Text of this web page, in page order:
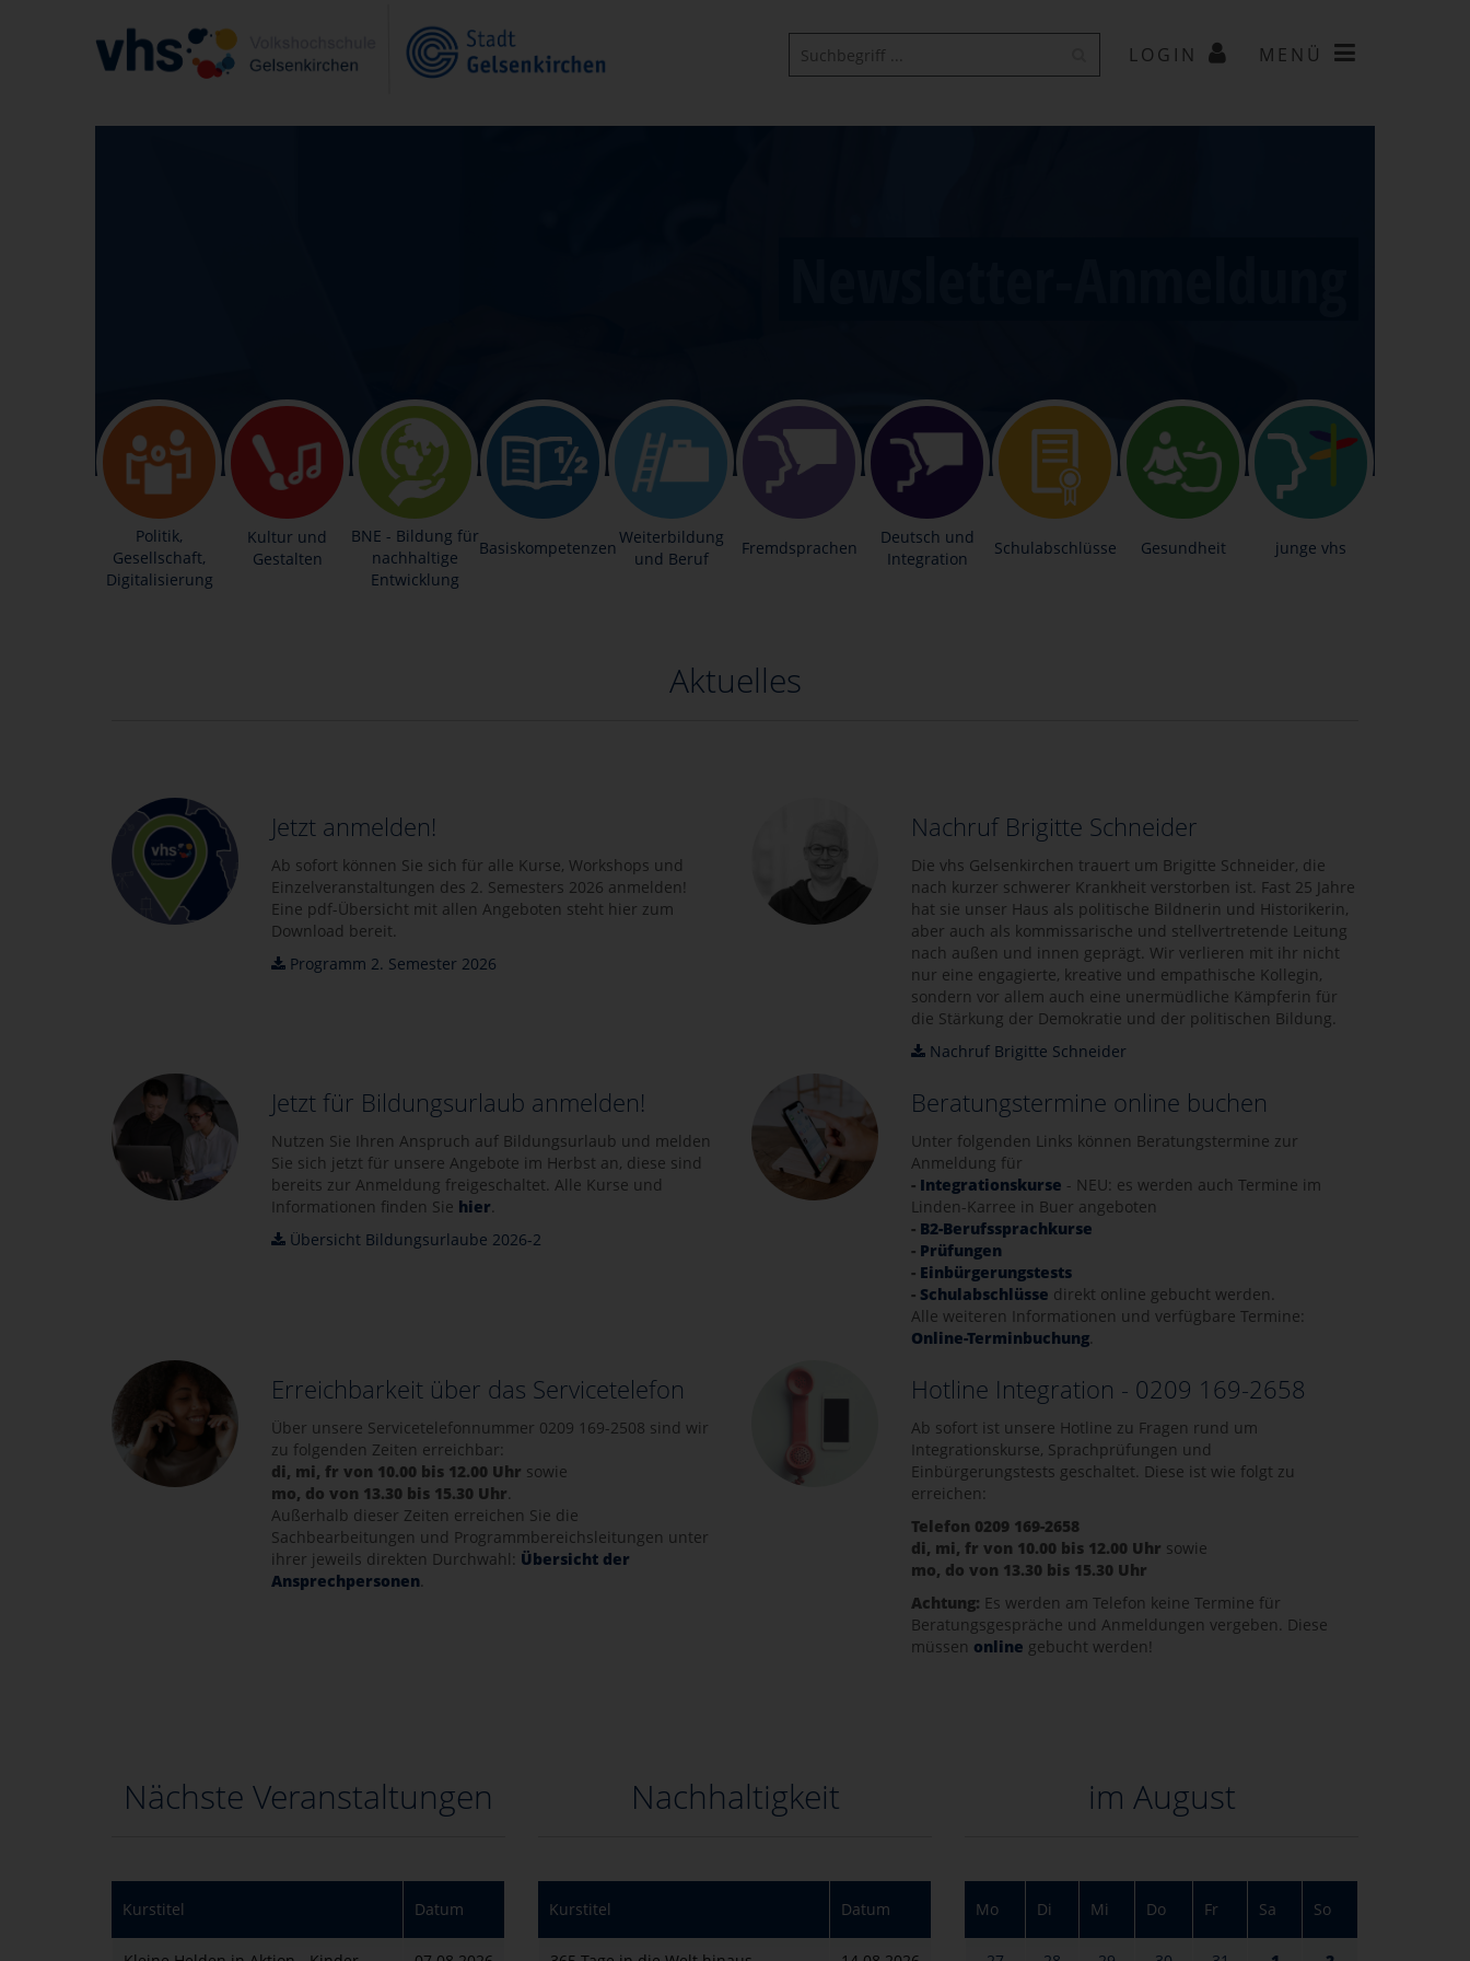
LOGIN MENÜ
Politik,
Gesellschaft,
Digitalisierung
Kultur und
Gestalten
BNE - Bildung für
nachhaltige
Entwicklung
Basiskompetenzen
Weiterbildung
und Beruf
Fremdsprachen
Deutsch und
Integration
Schulabschlüsse Gesundheit junge vhs
Aktuelles
Jetzt anmelden!
Ab sofort können Sie sich für alle Kurse, Workshops und
Einzelveranstaltungen des 2. Semesters 2026 anmelden!
Eine pdf-Übersicht mit allen Angeboten steht hier zum
Download bereit.
Programm 2. Semester 2026
Nachruf Brigitte Schneider
Die vhs Gelsenkirchen trauert um Brigitte Schneider, die
nach kurzer schwerer Krankheit verstorben ist. Fast 25 Jahre
hat sie unser Haus als politische Bildnerin und Historikerin,
aber auch als kommissarische und stellvertretende Leitung
nach außen und innen geprägt. Wir verlieren mit ihr nicht
nur eine engagierte, kreative und empathische Kollegin,
sondern vor allem auch eine unermüdliche Kämpferin für
die Stärkung der Demokratie und der politischen Bildung.
Nachruf Brigitte Schneider
Jetzt für Bildungsurlaub anmelden!
Nutzen Sie Ihren Anspruch auf Bildungsurlaub und melden
Sie sich jetzt für unsere Angebote im Herbst an, diese sind
bereits zur Anmeldung freigeschaltet. Alle Kurse und
Informationen finden Sie hier.
Übersicht Bildungsurlaube 2026-2
Beratungstermine online buchen
Unter folgenden Links können Beratungstermine zur
Anmeldung für
- Integrationskurse - NEU: es werden auch Termine im
Linden-Karree in Buer angeboten
- B2-Berufssprachkurse
- Prüfungen
- Einbürgerungstests
- Schulabschlüsse direkt online gebucht werden.
Alle weiteren Informationen und verfügbare Termine:
Online-Terminbuchung.
Erreichbarkeit über das Servicetelefon
Über unsere Servicetelefonnummer 0209 169-2508 sind wir
zu folgenden Zeiten erreichbar:
di, mi, fr von 10.00 bis 12.00 Uhr sowie
mo, do von 13.30 bis 15.30 Uhr.
Außerhalb dieser Zeiten erreichen Sie die
Sachbearbeitungen und Programmbereichsleitungen unter
ihrer jeweils direkten Durchwahl: Übersicht der
Ansprechpersonen.
Hotline Integration - 0209 169-2658
Ab sofort ist unsere Hotline zu Fragen rund um
Integrationskurse, Sprachprüfungen und
Einbürgerungstests geschaltet. Diese ist wie folgt zu
erreichen:
Telefon 0209 169-2658
di, mi, fr von 10.00 bis 12.00 Uhr sowie
mo, do von 13.30 bis 15.30 Uhr
Achtung: Es werden am Telefon keine Termine für
Beratungsgespräche und Anmeldungen vergeben. Diese
müssen online gebucht werden!
Nächste Veranstaltungen
Kurstitel Datum
Nachhaltigkeit
Kurstitel Datum
im August
Mo Di Mi Do Fr Sa So